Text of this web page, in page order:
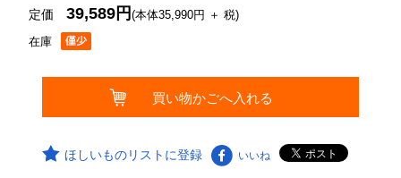
在庫
定価39,589円(本体35,990円 ＋ 税)
ほしいものリストに登録 いいね